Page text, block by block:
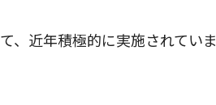
、近年積極的に実施されていま